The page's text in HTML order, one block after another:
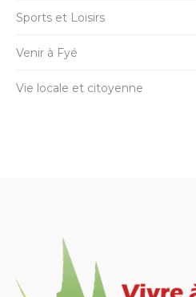
Sports et Loisirs
Venir à Fyé
Vie locale et citoyenne